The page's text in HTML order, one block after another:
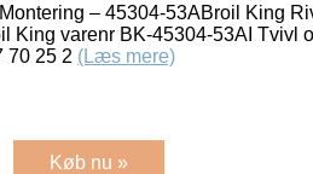
– 45304-53ABroil King
King varenr BK-45304-53AI Tvivl
70 25 2 (Læs mere)
Køb nu »